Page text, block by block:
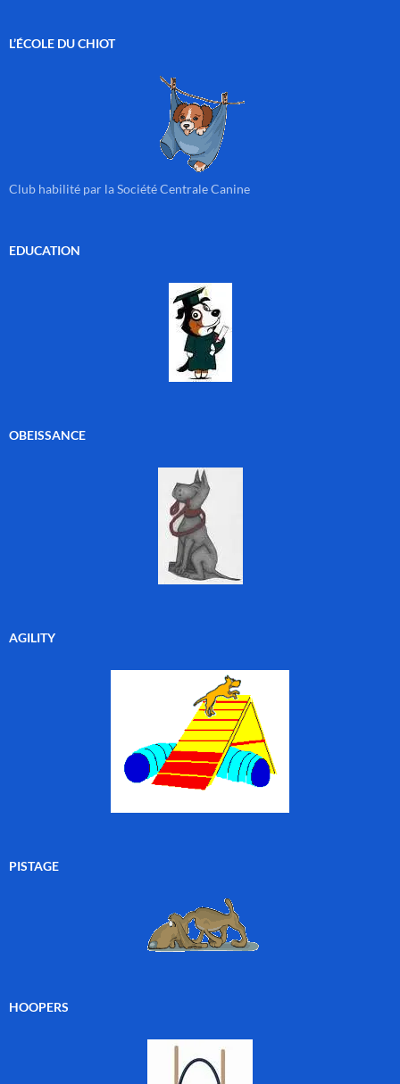
L’ÉCOLE DU CHIOT
Club habilité par la Société Centrale Canine
EDUCATION
OBEISSANCE
AGILITY
PISTAGE
HOOPERS